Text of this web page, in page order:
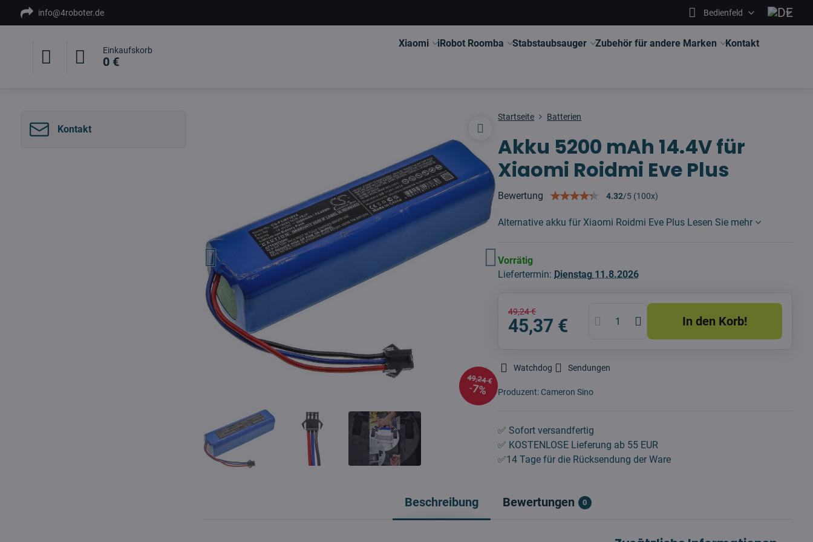
info@4roboter.de Bedienfeld
Einkaufskorb
0 €
Xiaomi iRobot Roomba Stabstaubsauger Zubehör für andere Marken Kontakt
49,24 €
7%
Startseite Batterien
Akku 5200 mAh 14.4V für
Xiaomi Roidmi Eve Plus
Bewertung 4.32/5 (100x)
Alternative akku für Xiaomi Roidmi Eve Plus Lesen Sie mehr
Vorrätig
Liefertermin: Dienstag 11.8.2026
49,24 €
45,37 € In den Korb!
Watchdog Sendungen
Produzent: Cameron Sino
✅ Sofort versandfertig
✅ KOSTENLOSE Lieferung ab 55 EUR
✅14 Tage für die Rücksendung der Ware
Beschreibung Bewertungen 0
Kontakt